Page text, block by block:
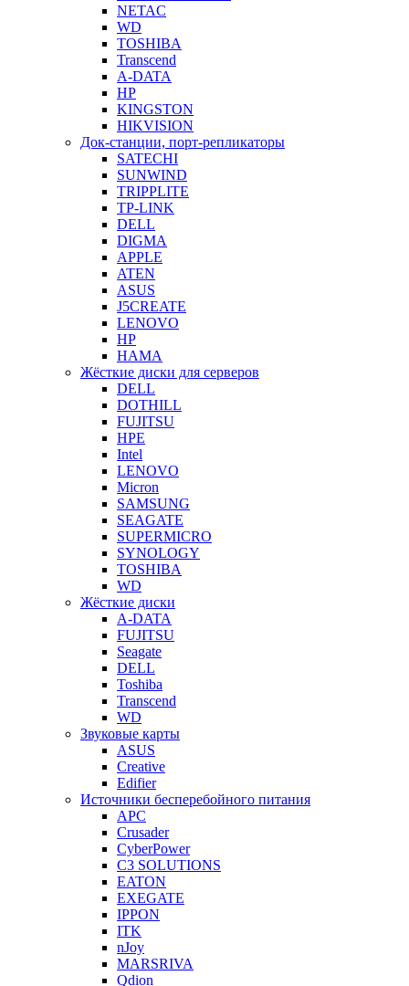
NETAC
WD
TOSHIBA
Transcend
A-DATA
HP
KINGSTON
HIKVISION
Док-станции, порт-репликаторы
SATECHI
SUNWIND
TRIPPLITE
TP-LINK
DELL
DIGMA
APPLE
ATEN
ASUS
J5CREATE
LENOVO
HP
HAMA
Жёсткие диски для серверов
DELL
DOTHILL
FUJITSU
HPE
Intel
LENOVO
Micron
SAMSUNG
SEAGATE
SUPERMICRO
SYNOLOGY
TOSHIBA
WD
Жёсткие диски
A-DATA
FUJITSU
Seagate
DELL
Toshiba
Transcend
WD
Звуковые карты
ASUS
Creative
Edifier
Источники бесперебойного питания
APC
Crusader
CyberPower
C3 SOLUTIONS
EATON
EXEGATE
IPPON
ITK
nJoy
MARSRIVA
Qdion